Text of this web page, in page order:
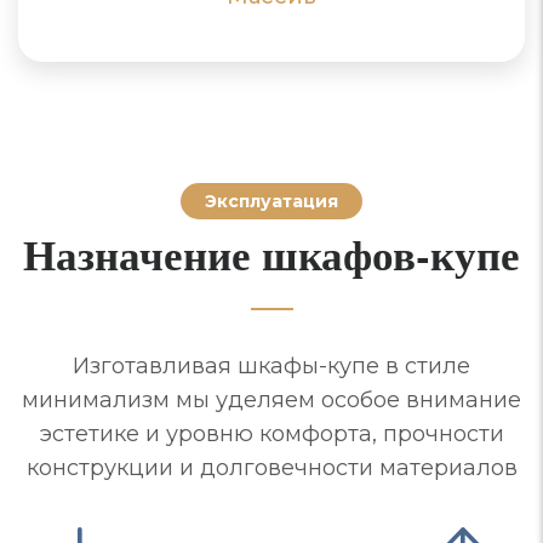
Эксплуатация
Назначение шкафов-купе
Изготавливая шкафы-купе в стиле
минимализм мы уделяем особое внимание
эстетике и уровню комфорта, прочности
конструкции и долговечности материалов